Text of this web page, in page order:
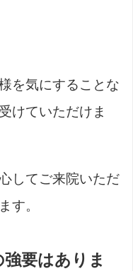
を気にすることな
けていただけま
してご来院いただ
す。
要はありま